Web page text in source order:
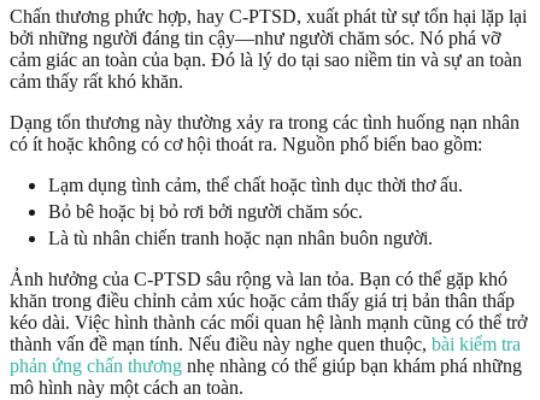
Chấn thương phức hợp, hay C-PTSD, xuất phát từ sự tổn hại lặp lại
bởi những người đáng tin cậy—như người chăm sóc. Nó phá vỡ
cảm giác an toàn của bạn. Đó là lý do tại sao niềm tin và sự an toàn
cảm thấy rất khó khăn.
Dạng tổn thương này thường xảy ra trong các tình huống nạn nhân
có ít hoặc không có cơ hội thoát ra. Nguồn phổ biến bao gồm:
Lạm dụng tình cảm, thể chất hoặc tình dục thời thơ ấu.
Bỏ bê hoặc bị bỏ rơi bởi người chăm sóc.
Là tù nhân chiến tranh hoặc nạn nhân buôn người.
Ảnh hưởng của C-PTSD sâu rộng và lan tỏa. Bạn có thể gặp khó
khăn trong điều chỉnh cảm xúc hoặc cảm thấy giá trị bản thân thấp
kéo dài. Việc hình thành các mối quan hệ lành mạnh cũng có thể trở
thành vấn đề mạn tính. Nếu điều này nghe quen thuộc, bài kiểm tra
phản ứng chấn thương nhẹ nhàng có thể giúp bạn khám phá những
mô hình này một cách an toàn.